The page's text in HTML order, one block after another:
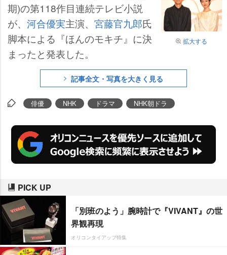
拡大する
期)の第118作目連続テレビ小説
が、 河合優実主演、 宮藤官九郎氏
脚本による『ほんのモキチ』に決
まったと発表した。
記事全文・写真を大きく見る
俳優 NHK ドラマ NHK朝ドラ
PICK UP
「別班のよう」腕時計で『VIVANT』の世
界観再現
オリコンタイアップ特集